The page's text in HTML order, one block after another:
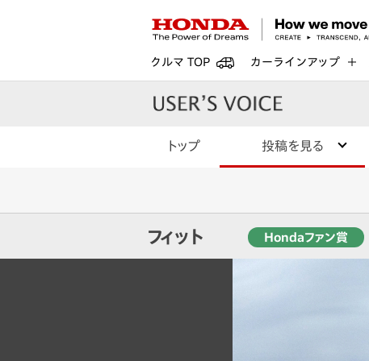
クルマ TOP カーラインアップ
トップ 投稿を見る
フィット Hondaファン賞